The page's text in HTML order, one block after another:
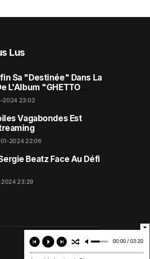
Lus
Sa "Destinée" Dans La
L'Album "GHETTO
2024 23:02
Vagabondes Est
2024 22:06
Beatz Face Au Défi
2024 23:29
00:00 / 03:20